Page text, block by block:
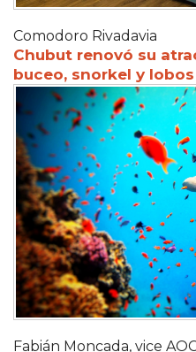
Comodoro Rivadavia
Chubut renovó su
buceo, snorkel y
Fabián Moncada, vice